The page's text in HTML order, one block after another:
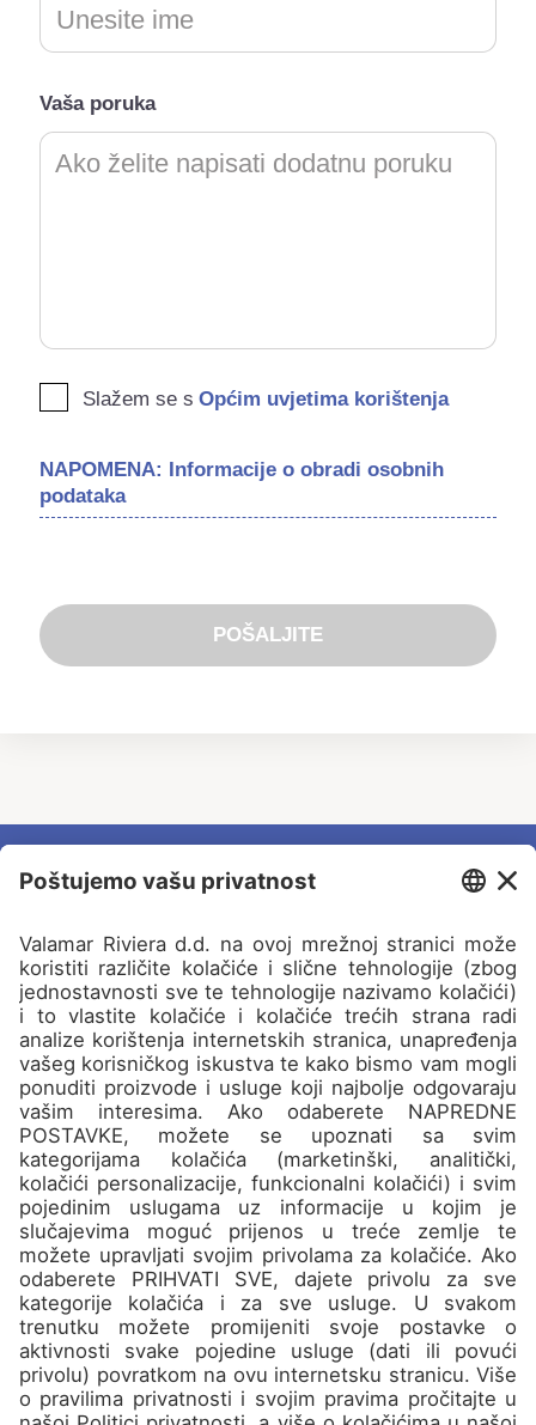
Ne propustite najbolje
destinacije i super ponude u
našem Newsletteru!
Vaša poruka
Slažem se s Općim uvjetima korištenja
NAPOMENA: Informacije o obradi osobnih
podataka
POŠALJITE
Kampovi
O nama
Kontakt
Pridružite se